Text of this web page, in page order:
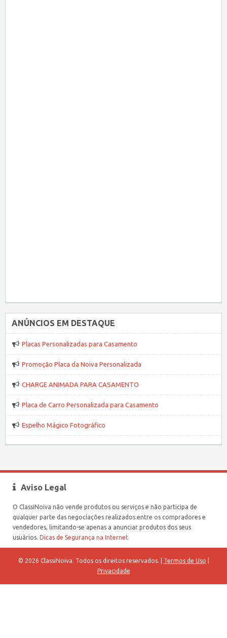
ANÚNCIOS EM DESTAQUE
Placas Personalizadas para Casamento
Promoção Placa da Noiva Personalizada
CHARGE ANIMADA PARA CASAMENTO
Placa de Carro Personalizada para Casamento
Espelho Mágico Fotográfico
Aviso Legal
O ClassiNoiva não vende produtos ou serviços e não participa de
qualquer parte das negociações realizados entre os compradores e
vendedores, limitando-se apenas a anunciar produtos dos seus
usuários. Dicas de Segurança na Internet
© 2026 ClassiNoiva. Todos os direitos reservados. | Termos de Uso
Privacidade